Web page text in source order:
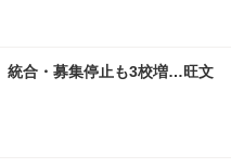
統合・募集停止も3校増…旺文